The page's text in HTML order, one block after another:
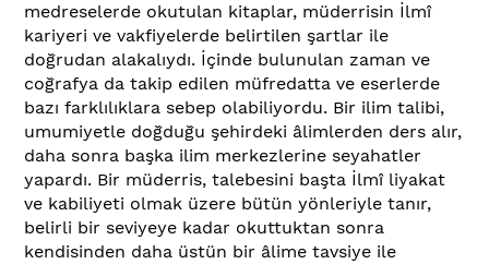
medreselerde okutulan kitaplar, müderrisin İlmî
kariyeri ve vakfiyelerde belirtilen şartlar ile
doğrudan alakalıydı. İçinde bulunulan zaman ve
coğrafya da takip edilen müfredatta ve eserlerde
bazı farklılıklara sebep olabiliyordu. Bir ilim talibi,
umumiyetle doğduğu şehirdeki âlimlerden ders alır,
daha sonra başka ilim merkezlerine seyahatler
yapardı. Bir müderris, talebesini başta İlmî liyakat
ve kabiliyeti olmak üzere bütün yönleriyle tanır,
belirli bir seviyeye kadar okuttuktan sonra
kendisinden daha üstün bir âlime tavsiye ile